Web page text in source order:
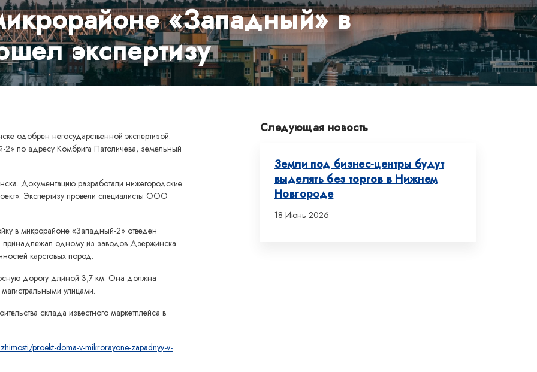
«Западный» в
экспертизу
одобрен негосударственной экспертизой.
2» по адресу Комбрига Патоличева, земельный
Документацию разработали нижегородские
Экспертизу провели специалисты ООО
в микрорайоне «Западный-2» отведен
одному из заводов Дзержинска.
карстовых пород.
дорогу длиной 3,7 км. Она должна
улицами.
склада известного маркетплейса в
proekt-doma-v-mikrorayone-zapadnyy-v-
Следующая новость
Земли под бизнес-центры будут
выделять без торгов в Нижнем
Новгороде
18 Июнь 2026